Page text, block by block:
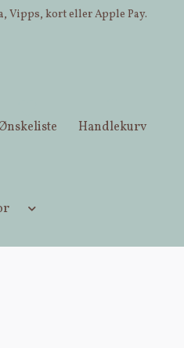
Vipps, kort eller Apple Pay.
Handlekurv